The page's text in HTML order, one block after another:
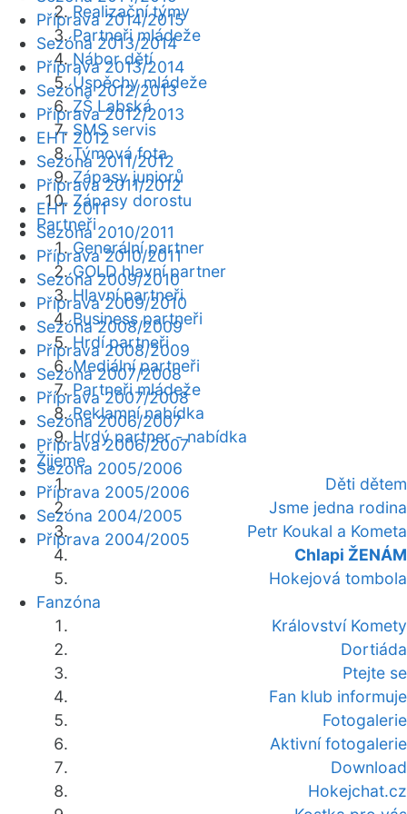
Realizační týmy
Partneři mládeže
Nábor dětí
Úspěchy mládeže
ZŠ Labská
SMS servis
Týmová fota
Zápasy juniorů
Zápasy dorostu
Partneři
Generální partner
GOLD hlavní partner
Hlavní partneři
Business partneři
Hrdí partneři
Mediální partneři
Partneři mládeže
Reklamní nabídka
Hrdý partner - nabídka
Žijeme
Děti dětem
Jsme jedna rodina
Petr Koukal a Kometa
Chlapi ŽENÁM
Hokejová tombola
Fanzóna
Království Komety
Dortiáda
Ptejte se
Fan klub informuje
Fotogalerie
Aktivní fotogalerie
Download
Hokejchat.cz
Příprava 2014/2015
Sezóna 2013/2014
Příprava 2013/2014
Sezóna 2012/2013
Příprava 2012/2013
EHT 2012
Sezóna 2011/2012
Příprava 2011/2012
EHT 2011
Sezóna 2010/2011
Příprava 2010/2011
Sezóna 2009/2010
Příprava 2009/2010
Sezóna 2008/2009
Příprava 2008/2009
Sezóna 2007/2008
Příprava 2007/2008
Sezóna 2006/2007
Příprava 2006/2007
Sezóna 2005/2006
Příprava 2005/2006
Sezóna 2004/2005
Příprava 2004/2005